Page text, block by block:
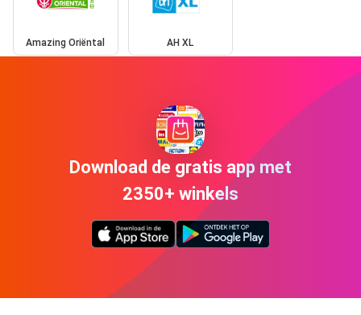
Amazing Oriëntal AH XL
Download de gratis app met
2350+ winkels